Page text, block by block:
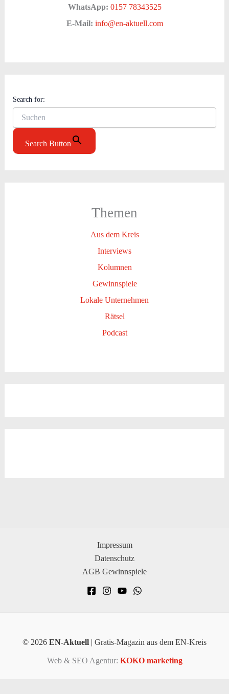
WhatsApp: 0157 78343525
E-Mail: info@en-aktuell.com
Search for:
Search Button
Themen
Aus dem Kreis
Interviews
Kolumnen
Gewinnspiele
Lokale Unternehmen
Rätsel
Podcast
Impressum
Datenschutz
AGB Gewinnspiele
© 2026 EN-Aktuell | Gratis-Magazin aus dem EN-Kreis
Web & SEO Agentur: KOKO marketing